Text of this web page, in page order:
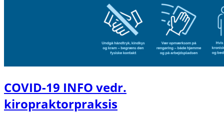
COVID-19 INFO vedr.
kiropraktorpraksis